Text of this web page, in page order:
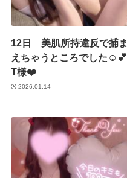
12日 美肌所持違反で捕ま
えちゃうところでした☺️💕
T様❤️
2026.01.14